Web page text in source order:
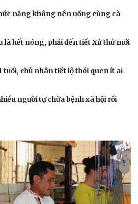
Đời sống
Nhà đẹp
Blog
Tình yêu - Gia đình
năng không nên uống cùng cà
hết nóng, phải đến tiết Xử thử mới
tuổi, chủ nhân tiết lộ thói quen ít ai
người tự chữa bệnh xã hội rồi